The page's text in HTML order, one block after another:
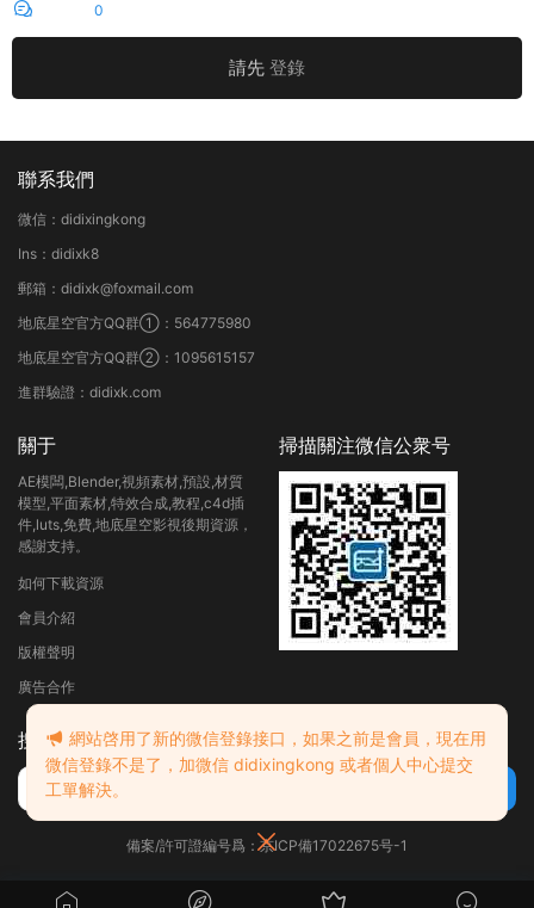
0
請先 登錄
聯系我們
微信：didixingkong
Ins：didixk8
郵箱：didixk@foxmail.com
地底星空官方QQ群①：564775980
地底星空官方QQ群②：1095615157
進群驗證：didixk.com
關于
AE模闆,Blender,視頻素材,預設,材質
模型,平面素材,特效合成,教程,c4d插
件,luts,免費,地底星空影視後期資源，
感謝支持。
如何下載資源
會員介紹
版權聲明
廣告合作
掃描關注微信公衆号
搜索
備案/許可證編号爲：京ICP備17022675号-1
網站啓用了新的微信登錄接口，如果之前是會員，現在用
微信登錄不是了，加微信 didixingkong 或者個人中心提交
工單解決。